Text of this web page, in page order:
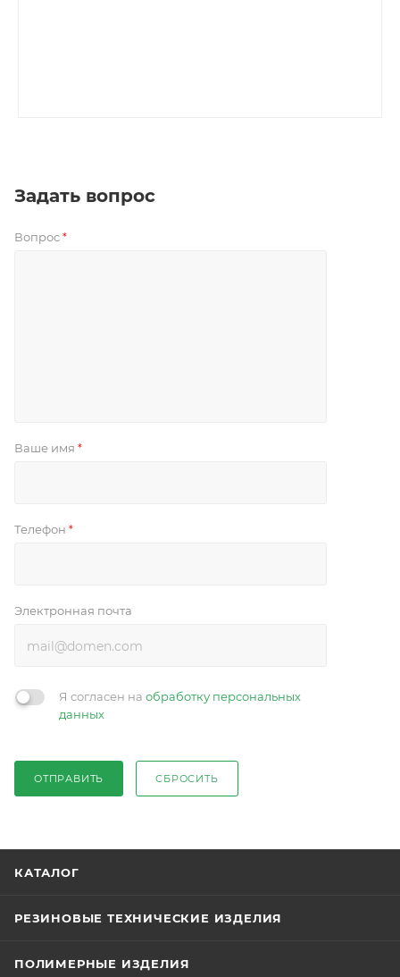
Задать вопрос
Вопрос *
Ваше имя *
Телефон *
Электронная почта
Я согласен на обработку персональных
данных
ОТПРАВИТЬ СБРОСИТЬ
КАТАЛОГ
РЕЗИНОВЫЕ ТЕХНИЧЕСКИЕ ИЗДЕЛИЯ
ПОЛИМЕРНЫЕ ИЗДЕЛИЯ